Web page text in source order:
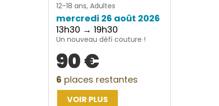
12-18 ans, Adultes
mercredi 26 août 2026
13h30 → 19h30
Un nouveau défi couture !
90 €
6 places restantes
VOIR PLUS